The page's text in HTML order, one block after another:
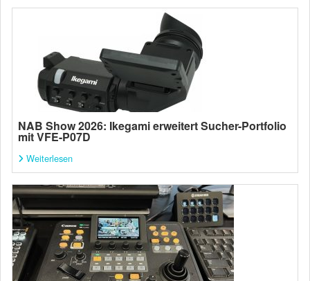
NAB Show 2026: Ikegami erweitert Sucher-Portfolio
mit VFE-P07D
Weiterlesen